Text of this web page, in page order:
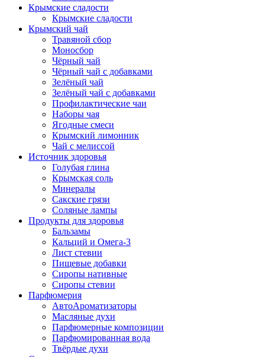
Крымские сладости
Крымские сладости
Крымский чай
Травяной сбор
Моносбор
Чёрный чай
Чёрный чай с добавками
Зелёный чай
Зелёный чай с добавками
Профилактические чаи
Наборы чая
Ягодные смеси
Крымский лимонник
Чай с мелиссой
Источник здоровья
Голубая глина
Крымская соль
Минералы
Сакские грязи
Соляные лампы
Продукты для здоровья
Бальзамы
Кальций и Омега-3
Лист стевии
Пищевые добавки
Сиропы нативные
Сиропы стевии
Парфюмерия
АвтоАроматизаторы
Масляные духи
Парфюмерные композиции
Парфюмированная вода
Твёрдые духи